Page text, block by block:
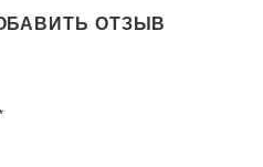
ОТЗЫВ